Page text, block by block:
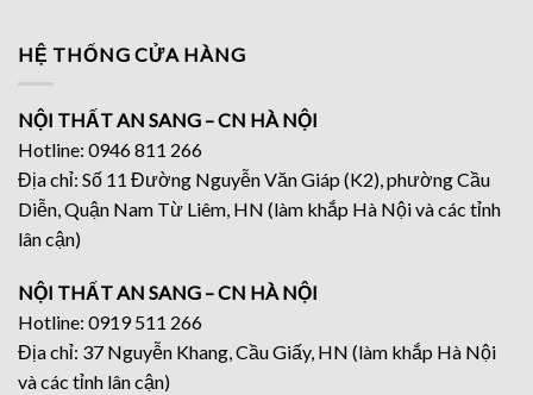
HỆ THỐNG CỬA HÀNG
NỘI THẤT AN SANG – CN HÀ NỘI
Hotline: 0946 811 266
Địa chỉ: Số 11 Đường Nguyễn Văn Giáp (K2), phường Cầu
Diễn, Quận Nam Từ Liêm, HN (làm khắp Hà Nội và các tỉnh
lân cận)
NỘI THẤT AN SANG – CN HÀ NỘI
Hotline: 0919 511 266
Địa chỉ: 37 Nguyễn Khang, Cầu Giấy, HN (làm khắp Hà Nội
và các tỉnh lân cận)